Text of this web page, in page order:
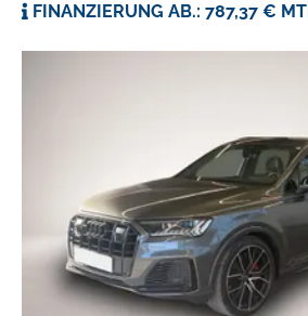
FINANZIERUNG AB.: 787,37 €